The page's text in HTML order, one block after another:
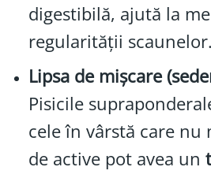
digestibilă, ajută la
regularității scaunelor.
Lipsa de mișcare
Pisicile
cele în vârstă care nu
de active pot avea un